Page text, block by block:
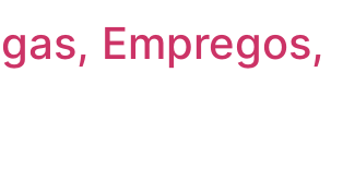
Empregos,